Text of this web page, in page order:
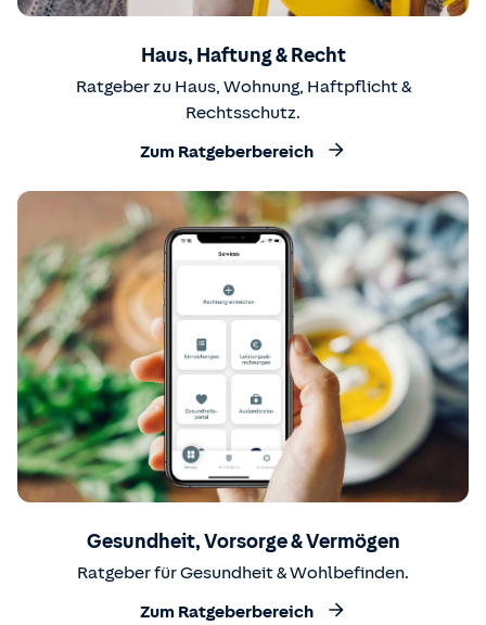
Haus, Haftung & Recht
Ratgeber zu Haus, Wohnung, Haftpflicht &
Rechtsschutz.
Zum Ratgeberbereich
Gesundheit, Vorsorge & Vermögen
Ratgeber für Gesundheit & Wohlbefinden.
Zum Ratgeberbereich